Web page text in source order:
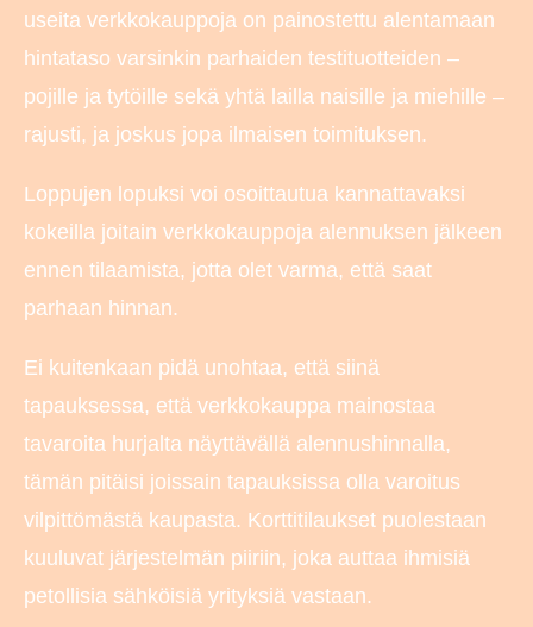
useita verkkokauppoja on painostettu alentamaan
hintataso varsinkin parhaiden testituotteiden –
pojille ja tytöille sekä yhtä lailla naisille ja miehille –
rajusti, ja joskus jopa ilmaisen toimituksen.
Loppujen lopuksi voi osoittautua kannattavaksi
kokeilla joitain verkkokauppoja alennuksen jälkeen
ennen tilaamista, jotta olet varma, että saat
parhaan hinnan.
Ei kuitenkaan pidä unohtaa, että siinä
tapauksessa, että verkkokauppa mainostaa
tavaroita hurjalta näyttävällä alennushinnalla,
tämän pitäisi joissain tapauksissa olla varoitus
vilpittömästä kaupasta. Korttitilaukset puolestaan
kuuluvat järjestelmän piiriin, joka auttaa ihmisiä
petollisia sähköisiä yrityksiä vastaan.